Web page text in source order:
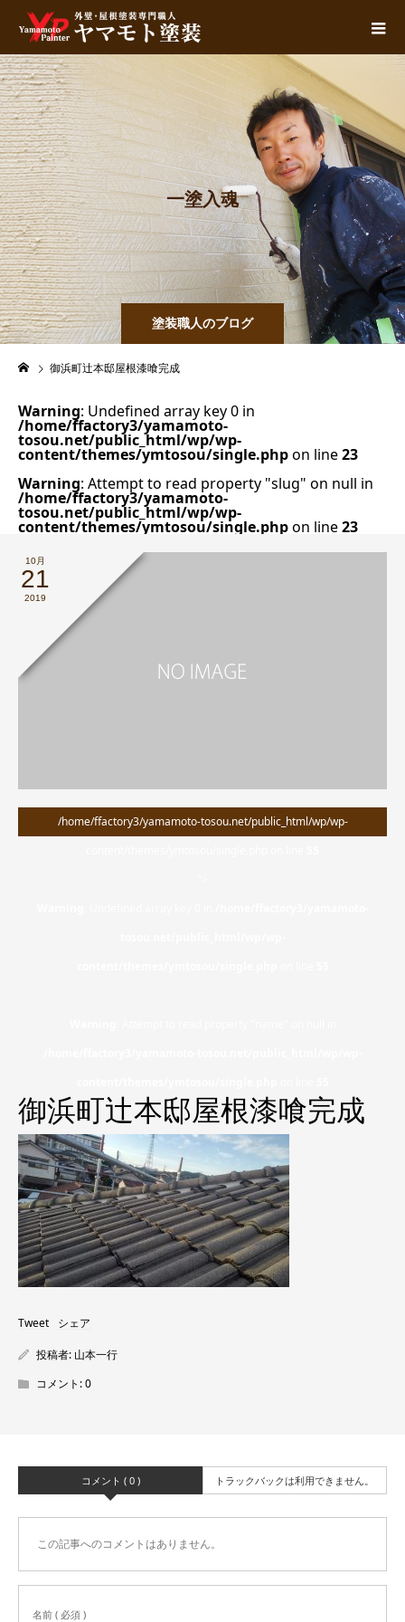
塗装職人のブログ
一塗入魂
御浜町辻本邸屋根漆喰完成
Warning: Undefined array key 0 in
/home/ffactory3/yamamoto-
tosou.net/public_html/wp/wp-
content/themes/ymtosou/single.phpon line23
Warning: Attempt to read property "slug" on null in
/home/ffactory3/yamamoto-
tosou.net/public_html/wp/wp-
content/themes/ymtosou/single.phpon line23
10月
21
2019
/home/ffactory3/yamamoto-tosou.net/public_html/wp/wp-
御浜町辻本邸屋根漆喰完成
Tweet シェア
投稿者: 山本一行
コメント:0
コメント ( 0 ) トラックバックは利用できません。
この記事へのコメントはありません。
名前 ( 必須 )